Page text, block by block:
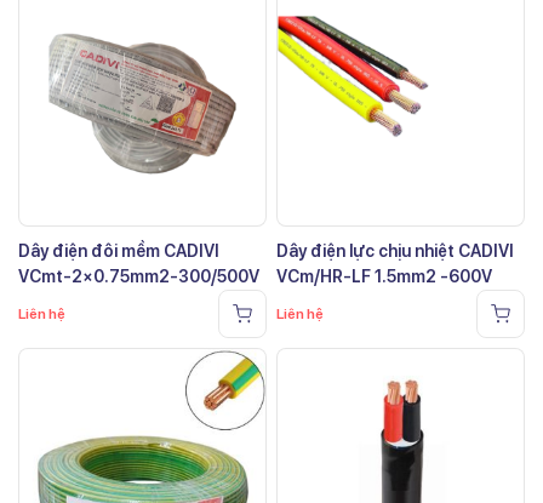
Dây điện đôi mềm CADIVI
VCmt-2×0.75mm2-300/500V
Liên hệ
Dây điện lực chịu nhiệt CADIVI
VCm/HR-LF 1.5mm2 -600V
Liên hệ